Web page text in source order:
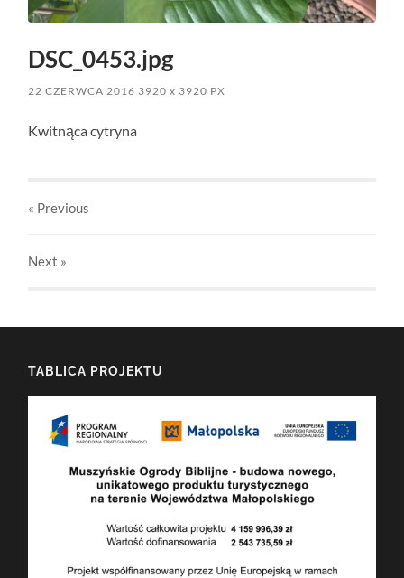
DSC_0453.jpg
22 CZERWCA 2016 3920x 3920 PX
Kwitnąca cytryna
« Previous
Next »
TABLICA PROJEKTU